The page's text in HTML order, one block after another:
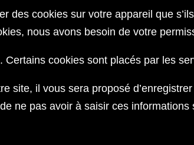
des cookies sur votre appareil que
nous avons besoin de votre
cookies sont placés par les
site, il vous sera proposé
ne pas avoir à saisir ces